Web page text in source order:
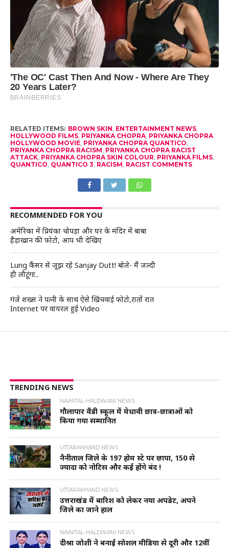
RELATED ITEMS: BROWN SKIN ENTERTAINMENT NEWS,
HOLLYWOOD FILMS, PRIYANKA CHOPRA, PRIYANKA CHOPRA
HOLLYWOOD MOVIE, PRIYANKA CHOPRA QUANTICO
PRIYANKA CHOPRA RACISM PRIYANKA CHOPRA RACIST
ATTACK, PRIYANKA CHOPRA SKIN COLOUR PRIYANKA FILMS,
QUANTICO QUANTICO 3 RACISM RACIST COMMENTS
RECOMMENDED FOR YOU
अमेरिका में प्रियंका चोपड़ा और घर के मंदिर में बाबा
हैड़ाखान की फोटो, आप भी देखिए
Lung कैंसर से जूझ रहे Sanjay Dutt! बोले- मैं जल्दी
ही लौटूंगा..
गंजे शख्स ने पत्नी के साथ ऐसे खिंचवाई फोटो,रातों रात
Internet पर वायरल हुई Video
TRENDING NEWS
NAINITAL-HALDWANI NEWS
गौलापार वैंडी स्कूल में मेधावी छात्र-छात्राओं को
किया गया सम्मानित
UTTARAKHAND NEWS
नैनीताल जिले के 197 होम स्टे पर छापा, 150 से
ज्यादा को नोटिस और कई होंगे बंद !
UTTARAKHAND NEWS
उत्तराखंड में बारिश को लेकर नया अपडेट, अपने
जिले का जाने हाल
NAINITAL-HALDWANI NEWS
दीश्रा जोशी ने बनाई सोशल मीडिया से दूरी और 12वीं